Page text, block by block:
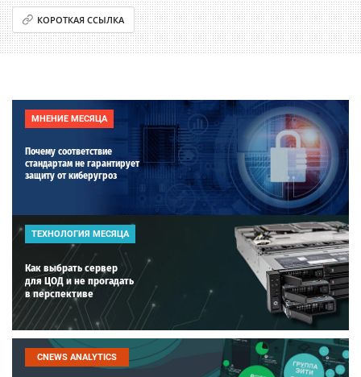
КОРОТКАЯ ССЫЛКА
МНЕНИЕ МЕСЯЦА
Почему соответствие
стандартам не гарантирует
защиту от киберугроз
ТЕХНОЛОГИЯ МЕСЯЦА
Как выбрать сервер
для ЦОД и не прогадать
в перспективе
CNEWS ANALYTICS